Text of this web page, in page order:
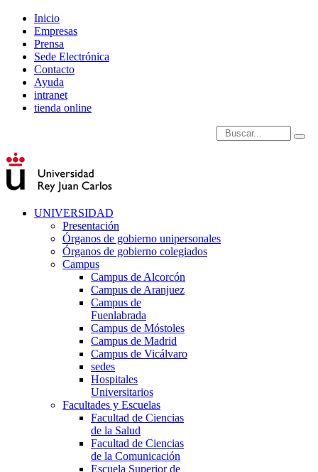
Inicio
Empresas
Prensa
Sede Electrónica
Contacto
Ayuda
intranet
tienda online
Introduce términos de
UNIVERSIDAD
Presentación
Órganos de gobierno unipersonales
Órganos de gobierno colegiados
Campus
Campus de Alcorcón
Campus de Aranjuez
Campus de
Fuenlabrada
Campus de Móstoles
Campus de Madrid
Campus de Vicálvaro
sedes
Hospitales
Universitarios
Facultades y Escuelas
Facultad de Ciencias
de la Salud
Facultad de Ciencias
de la Comunicación
Escuela Superior de